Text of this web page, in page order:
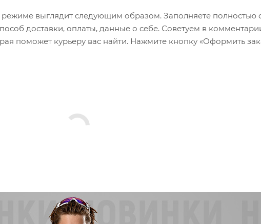
выглядит следующим образом. Заполняете полностью
доставки, оплаты, данные о себе. Советуем в
поможет курьеру вас найти. Нажмите кнопку «Оформить